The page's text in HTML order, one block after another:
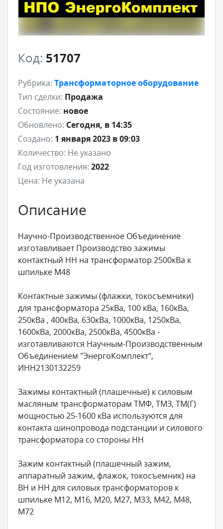
Код: 51707
Рубрика: Трансформаторное оборудование
Тип сделки: Продажа
Состояние: новое
Обновлено: Сегодня, в 14:35
Создано: 1 января 2023 в 09:03
Количество: Не указано
Год изготовления: 2022
Цена: Не указана
Описание
Научно-Производственное Объединение
изготавливает Производство зажимы
контактный НН на трансформатор 2500кВа к
шпильке М48
Контактные зажимы (флажки, токосъемники)
для трансформатора 25кВа, 100 кВа, 160кВа,
250кВа , 400кВа, 630кВа, 1000кВа, 1250кВа,
1600кВа, 2000кВа, 2500кВа, 4500кВа -
изготавливаются Научным-Производственным
Объединением "ЭнергоКомплект",
ИНН2130132259
Зажимы контактный (плашечные) к силовым
масляным трансформаторам ТМФ, ТМЗ, ТМ(Г)
мощностью 25-1600 кВа используются для
контакта шинопровода подстанции и силового
трансформатора со стороны НН
Зажим контактный (плашечный зажим,
аппаратный зажим, флажок, токосъемник) на
ВН и НН для силовых трансформаторов к
шпильке М12, М16, М20, М27, М33, М42, М48,
М72